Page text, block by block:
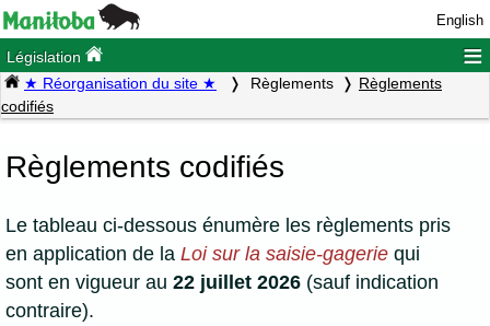
English
Législation ≡
★ Réorganisation du site ★ Règlements
Règlements
codifiés
Règlements codifiés
Le tableau ci-dessous énumère les règlements pris
en application de la Loi sur la saisie-gagerie qui
sont en vigueur au 22 juillet 2026 (sauf indication
contraire).